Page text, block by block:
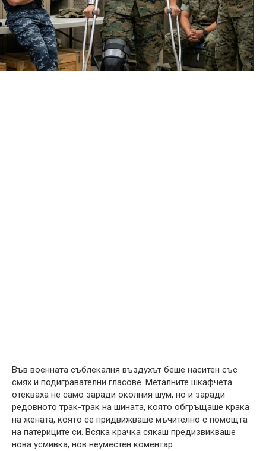
Във военната съблекалня въздухът беше наситен със
смях и подигравателни гласове. Металните шкафчета
отекваха не само заради околния шум, но и заради
редовното трак-трак на шината, която обгръщаше крака
на жената, която се придвижваше мъчително с помощта
на патериците си. Всяка крачка сякаш предизвикваше
нова усмивка, нов неуместен коментар.